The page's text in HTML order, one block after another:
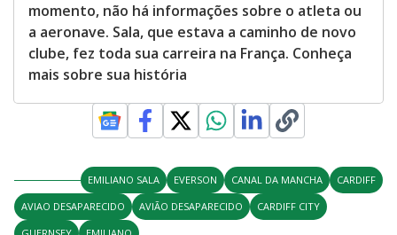
momento, não há informações sobre o atleta ou
a aeronave. Sala, que estava a caminho de novo
clube, fez toda sua carreira na França. Conheça
mais sobre sua história
EMILIANO SALA EVERSON CANAL DA MANCHA
CARDIFF
AVIAO DESAPARECIDO
AVIÃO DESAPARECIDO
CARDIFF CITY